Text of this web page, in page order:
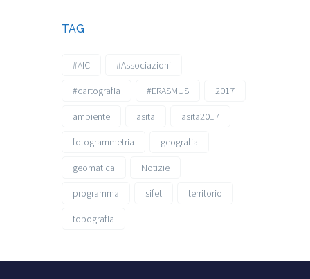
TAG
#AIC #Associazioni
#cartografia #ERASMUS 2017
ambiente asita asita2017
fotogrammetria geografia
geomatica Notizie
programma sifet territorio
topografia